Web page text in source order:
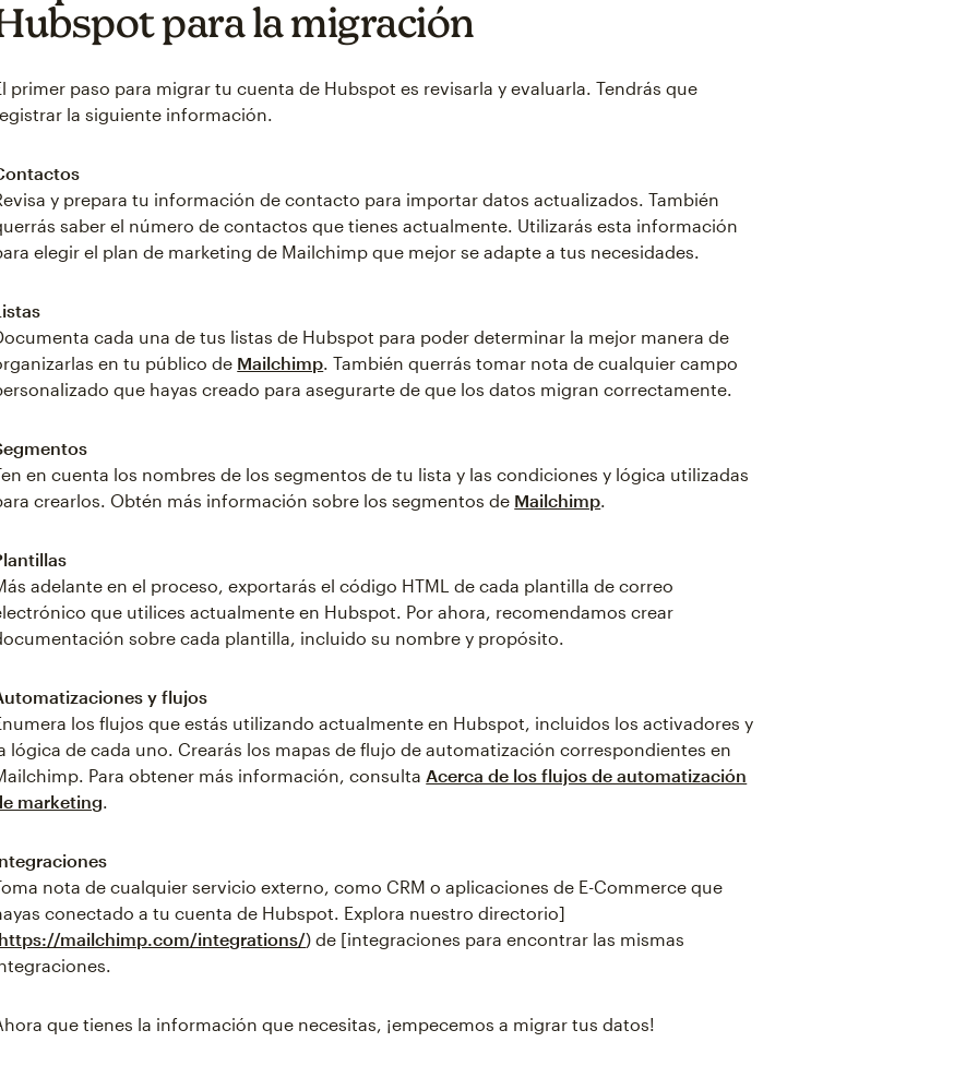
para la migración
primer paso para migrar tu cuenta de Hubspot es revisarla y evaluarla. Tendrás que
la siguiente información.
y prepara tu información de contacto para importar datos actualizados. También
saber el número de contactos que tienes actualmente. Utilizarás esta información
elegir el plan de marketing de Mailchimp que mejor se adapte a tus necesidades.
cada una de tus listas de Hubspot para poder determinar la mejor manera de
en tu público de Mailchimp. También querrás tomar nota de cualquier campo
que hayas creado para asegurarte de que los datos migran correctamente.
en cuenta los nombres de los segmentos de tu lista y las condiciones y lógica utilizadas
crearlos. Obtén más información sobre los segmentos de Mailchimp.
adelante en el proceso, exportarás el código HTML de cada plantilla de correo
que utilices actualmente en Hubspot. Por ahora, recomendamos crear
sobre cada plantilla, incluido su nombre y propósito.
y flujos
los flujos que estás utilizando actualmente en Hubspot, incluidos los activadores y
lógica de cada uno. Crearás los mapas de flujo de automatización correspondientes en
Para obtener más información, consulta Acerca de los flujos de automatización
marketing.
nota de cualquier servicio externo, como CRM o aplicaciones de E-Commerce que
conectado a tu cuenta de Hubspot. Explora nuestro directorio]
mailchimp.com/integrations/) de [integraciones para encontrar las mismas
que tienes la información que necesitas, ¡empecemos a migrar tus datos!